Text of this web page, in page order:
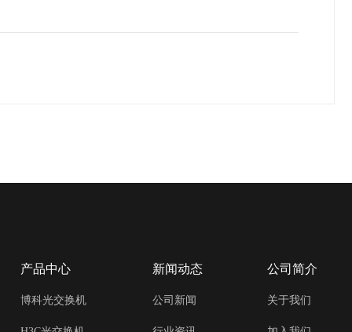
产品中心
博科光交换机
新闻动态
公司新闻
公司简介
关于我们